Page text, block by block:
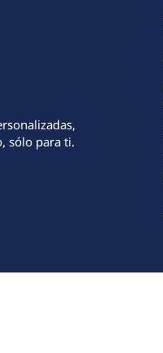
sólo para ti.